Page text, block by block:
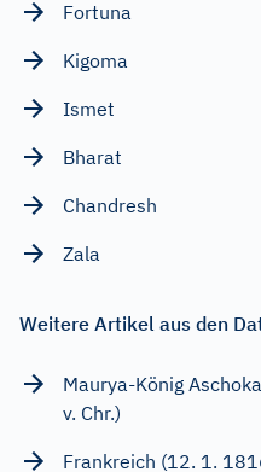
Fortuna
Kigoma
Ismet
Bharat
Chandresh
Zala
Weitere Artikel aus den
Maurya-König
v. Chr.)
Frankreich (12. 1.